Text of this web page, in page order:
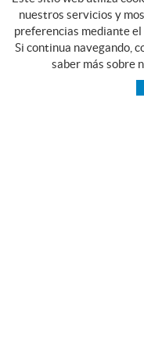
CATEGORIAS
nuestros servicios y
preferencias mediante el
Si continua navegando,
saber más sobre